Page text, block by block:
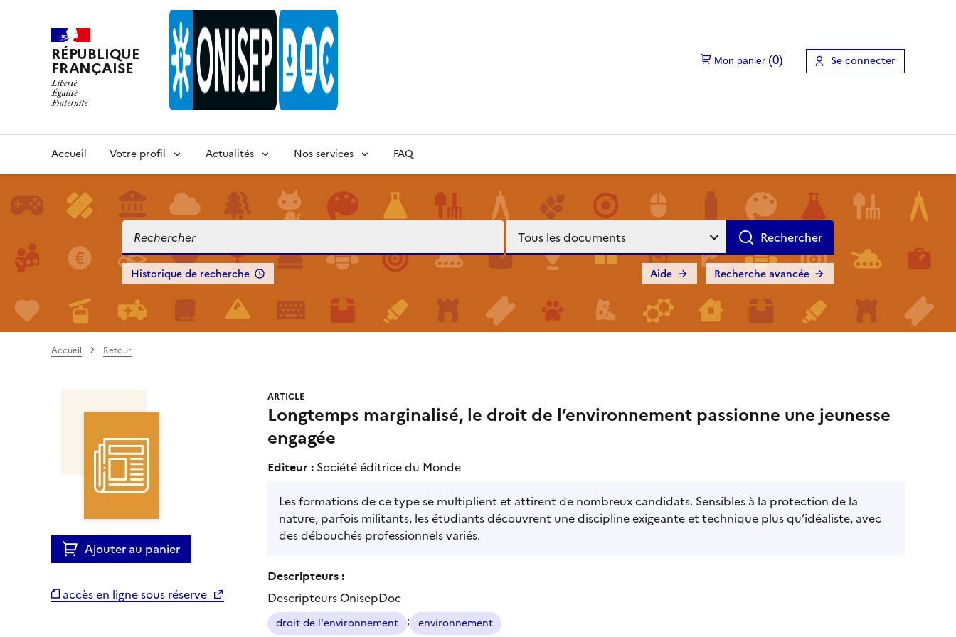
RÉPUBLIQUE
FRANÇAISE Se connecter
Accueil Votre profil Actualités Nos services FAQ
Historique de recherche Recherche avancée
Aide
Accueil Retour
Ajouter au panier
accès en ligne sous réserve
ARTICLE
Longtemps marginalisé, le droit de l’environnement passionne une jeunesse
engagée
Editeur : Société éditrice du Monde
Les formations de ce type se multiplient et attirent de nombreux candidats. Sensibles à la protection de la
nature, parfois militants, les étudiants découvrent une discipline exigeante et technique plus qu’idéaliste, avec
des débouchés professionnels variés.
Descripteurs :
Descripteurs OnisepDoc
droit de l'environnement ; environnement